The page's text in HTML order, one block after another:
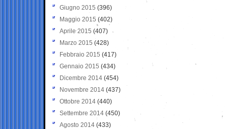
Giugno 2015 (396)
Maggio 2015 (402)
Aprile 2015 (407)
Marzo 2015 (428)
Febbraio 2015 (417)
Gennaio 2015 (434)
Dicembre 2014 (454)
Novembre 2014 (437)
Ottobre 2014 (440)
Settembre 2014 (450)
Agosto 2014 (433)